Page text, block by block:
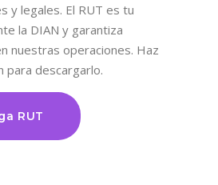
y legales. El RUT es tu
la DIAN y garantiza
nuestras operaciones. Haz
para descargarlo.
RUT